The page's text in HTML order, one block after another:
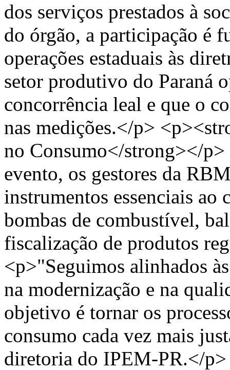
dos serviços prestados à
do órgão, a participação é
operações estaduais às
setor produtivo do Paraná
concorrência leal e que o
nas medições.</p>
no Consumo</strong></
evento, os gestores da
instrumentos essenciais
bombas de combustível,
fiscalização de produtos
<p>"Seguimos alinhados
na modernização e na
objetivo é tornar os
consumo cada vez mais
diretoria do IPEM-PR.</